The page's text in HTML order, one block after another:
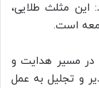
این مثلث طلایی،
است.
در مسیر هدایت و
و تجلیل به عمل